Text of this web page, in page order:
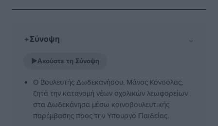
✦Σύνοψη ⌄
▶Ακούστε τη Σύνοψη
Ο Βουλευτής Δωδεκανήσου, Μάνος Κόνσολας,
ζητά την κατανομή νέων σχολικών λεωφορείων
στα Δωδεκάνησα μέσω κοινοβουλευτικής
παρέμβασης προς την Υπουργό Παιδείας.